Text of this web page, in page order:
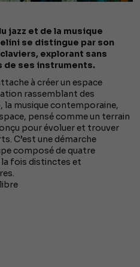
jazz et de la musique
se distingue par son
explorant sans
de ses instruments.
à créer un espace
rassemblant des
la musique contemporaine,
pensé comme un terrain
pour évoluer et trouver
C’est une démarche
composé de quatre
fois distinctes et